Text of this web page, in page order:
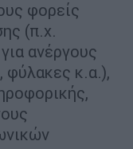
φορείς
(π.χ.
ανέργους
φύλακες κ.α.),